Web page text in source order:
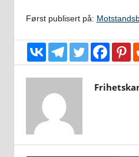
Først publisert på: